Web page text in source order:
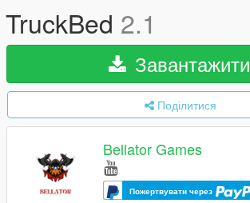
TruckBed 2.1
Завантажити
Поділитися
Bellator Games
Пожертвувати через